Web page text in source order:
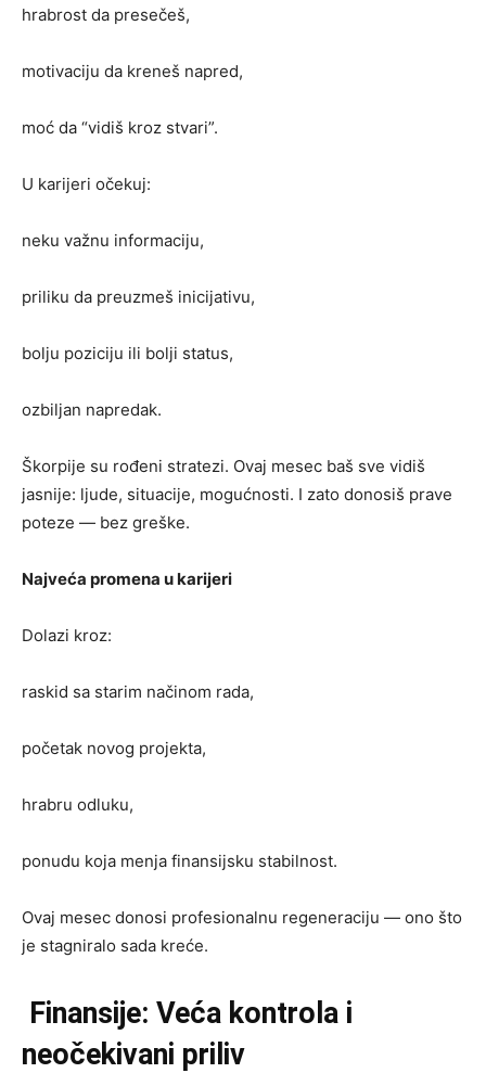
hrabrost da presečeš,
motivaciju da kreneš napred,
moć da “vidiš kroz stvari”.
U karijeri očekuj:
neku važnu informaciju,
priliku da preuzmeš inicijativu,
bolju poziciju ili bolji status,
ozbiljan napredak.
Škorpije su rođeni stratezi. Ovaj mesec baš sve vidiš
jasnije: ljude, situacije, mogućnosti. I zato donosiš prave
poteze — bez greške.
Najveća promena u karijeri
Dolazi kroz:
raskid sa starim načinom rada,
početak novog projekta,
hrabru odluku,
ponudu koja menja finansijsku stabilnost.
Ovaj mesec donosi profesionalnu regeneraciju — ono što
je stagniralo sada kreće.
Finansije: Veća kontrola i
neočekivani priliv